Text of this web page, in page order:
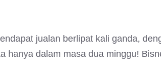
jualan berlipat kali ganda,
hanya dalam masa dua minggu!